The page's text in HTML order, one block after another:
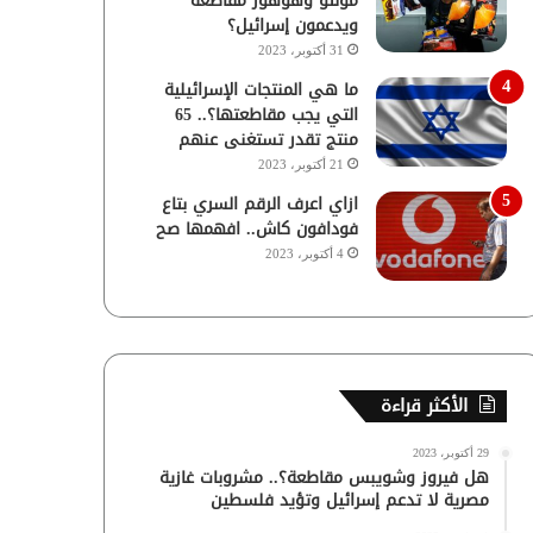
ويدعمون إسرائيل؟
31 أكتوبر، 2023
ما هي المنتجات الإسرائيلية
التي يجب مقاطعتها؟.. 65
منتج تقدر تستغنى عنهم
21 أكتوبر، 2023
ازاي اعرف الرقم السري بتاع
فودافون كاش.. افهمها صح
4 أكتوبر، 2023
الأكثر قراءة
29 أكتوبر، 2023
هل فيروز وشويبس مقاطعة؟.. مشروبات غازية
مصرية لا تدعم إسرائيل وتؤيد فلسطين